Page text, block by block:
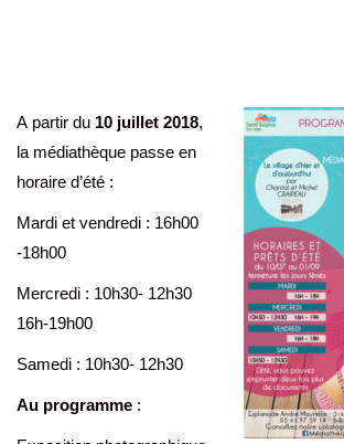
A partir du 10 juillet 2018,
la médiathèque passe en
horaire d’été :
Mardi et vendredi : 16h00
-18h00
Mercredi : 10h30- 12h30
16h-19h00
Samedi : 10h30- 12h30
Au programme :